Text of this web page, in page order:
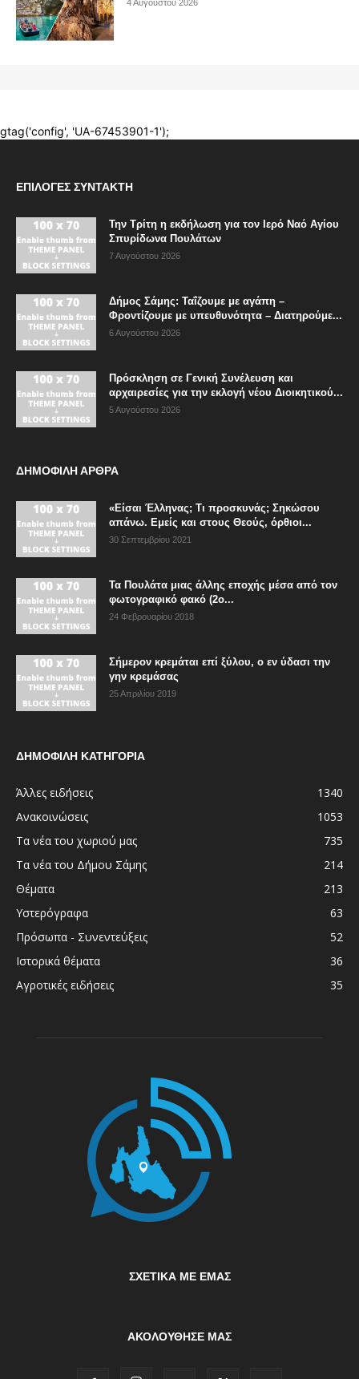
ΕΠΙΛΟΓΈΣ ΣΥΝΤΆΚΤΗ
Την Τρίτη η εκδήλωση για τον Ιερό Ναό Αγίου
Σπυρίδωνα Πουλάτων
7 Αυγούστου 2026
Δήμος Σάμης: Ταΐζουμε με αγάπη –
Φροντίζουμε με υπευθυνότητα – Διατηρούμε...
6 Αυγούστου 2026
Πρόσκληση σε Γενική Συνέλευση και
αρχαιρεσίες για την εκλογή νέου Διοικητικού...
5 Αυγούστου 2026
ΔΗΜΟΦΙΛΗ ΑΡΘΡΑ
«Είσαι Έλληνας; Τι προσκυνάς; Σηκώσου
απάνω. Εμείς και στους Θεούς, όρθιοι...
30 Σεπτεμβρίου 2021
Τα Πουλάτα μιας άλλης εποχής μέσα από τον
φωτογραφικό φακό (2ο...
24 Φεβρουαρίου 2018
Σήμερον κρεμάται επί ξύλου, ο εν ύδασι την
γην κρεμάσας
25 Απριλίου 2019
ΔΗΜΟΦΙΛΗ ΚΑΤΗΓΟΡΙΑ
Άλλες ειδήσεις
1340
Ανακοινώσεις
1053
Τα νέα του χωριού μας
735
Τα νέα του Δήμου Σάμης
214
Θέματα
213
Υστερόγραφα
63
Πρόσωπα - Συνεντεύξεις
52
Ιστορικά θέματα
36
Αγροτικές ειδήσεις
35
ΣΧΕΤΙΚΆ ΜΕ ΕΜΆΣ
ΑΚΟΛΟΥΘΗΣΕ ΜΑΣ